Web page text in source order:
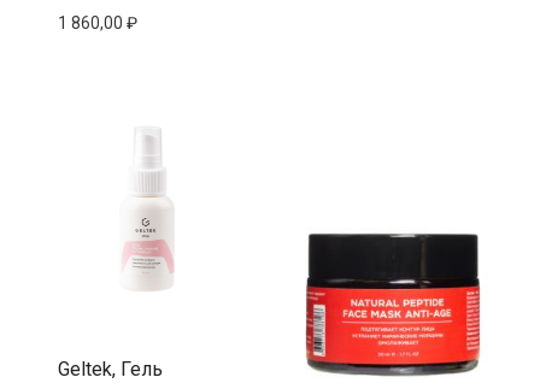
1 860,00 ₽
Geltek, Гель